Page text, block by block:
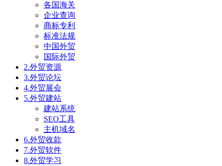
各国海关
企业查询
商标专利
标准法规
中国外贸
国际外贸
2.外贸资源
3.外贸论坛
4.外贸展会
5.外贸建站
建站系统
SEO工具
主机域名
6.外贸收款
7.外贸软件
8.外贸学习